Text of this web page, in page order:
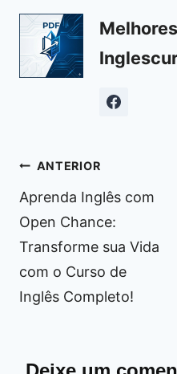
Navegação
de
Post
ANTERIOR
Aprenda Inglês com
Open Chance:
Transforme sua Vida
com o Curso de
Inglês Completo!